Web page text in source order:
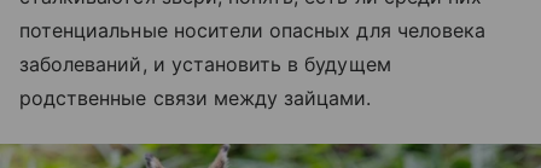
потенциальные носители опасных для человека
заболеваний, и установить в будущем
родственные связи между зайцами.